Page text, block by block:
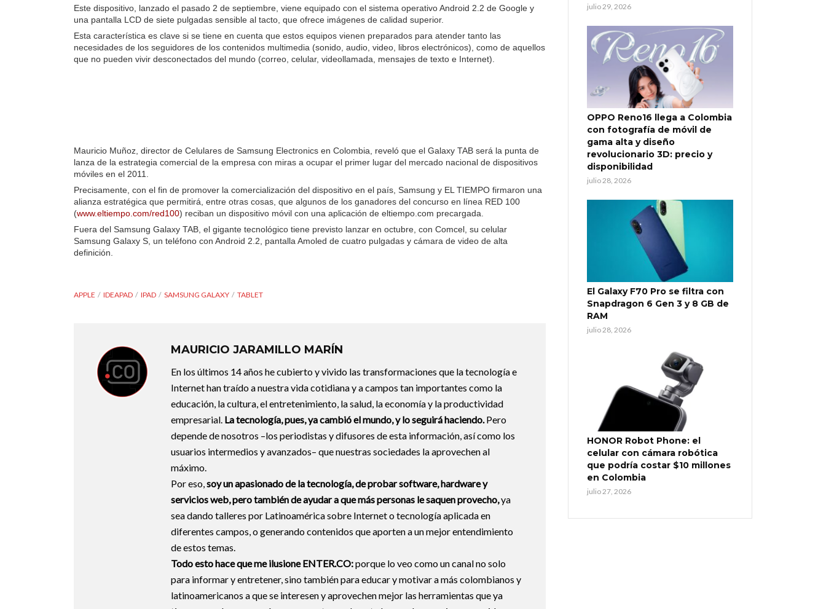
Este dispositivo, lanzado el pasado 2 de septiembre, viene equipado con el sistema operativo Android 2.2 de Google y
una pantalla LCD de siete pulgadas sensible al tacto, que ofrece imágenes de calidad superior.
Esta característica es clave si se tiene en cuenta que estos equipos vienen preparados para atender tanto las
necesidades de los seguidores de los contenidos multimedia (sonido, audio, video, libros electrónicos), como de aquellos
que no pueden vivir desconectados del mundo (correo, celular, videollamada, mensajes de texto e Internet).
Mauricio Muñoz, director de Celulares de Samsung Electronics en Colombia, reveló que el Galaxy TAB será la punta de
lanza de la estrategia comercial de la empresa con miras a ocupar el primer lugar del mercado nacional de dispositivos
móviles en el 2011.
Precisamente, con el fin de promover la comercialización del dispositivo en el país, Samsung y EL TIEMPO firmaron una
alianza estratégica que permitirá, entre otras cosas, que algunos de los ganadores del concurso en línea RED 100
(www.eltiempo.com/red100) reciban un dispositivo móvil con una aplicación de eltiempo.com precargada.
Fuera del Samsung Galaxy TAB, el gigante tecnológico tiene previsto lanzar en octubre, con Comcel, su celular
Samsung Galaxy S, un teléfono con Android 2.2, pantalla Amoled de cuatro pulgadas y cámara de video de alta
definición.
APPLE IDEAPAD IPAD SAMSUNG GALAXY TABLET
MAURICIO JARAMILLO MARÍN
En los últimos 14 años he cubierto y vivido las transformaciones que la tecnología e
Internet han traído a nuestra vida cotidiana y a campos tan importantes como la
educación, la cultura, el entretenimiento, la salud, la economía y la productividad
empresarial. La tecnología, pues, ya cambió el mundo, y lo seguirá haciendo.Pero
depende de nosotros –los periodistas y difusores de esta información, así como los
usuarios intermedios y avanzados– que nuestras sociedades la aprovechen al
máximo.
Por eso,soy un apasionado de la tecnología, de probar software, hardware y
servicios web, pero también de ayudar a que más personas le saquen provecho,ya
sea dando talleres por Latinoamérica sobre Internet o tecnología aplicada en
diferentes campos, o generando contenidos que aporten a un mejor entendimiento
de estos temas.
Todo esto hace que me ilusione ENTER.CO:porque lo veo como un canal no solo
para informar y entretener, sino también para educar y motivar a más colombianos y
latinoamericanos a que se interesen y aprovechen mejor las herramientas que ya
julio 29, 2026
OPPO Reno16 llega a Colombia
con fotografía de móvil de
gama alta y diseño
revolucionario 3D: precio y
disponibilidad
julio 28, 2026
El Galaxy F70 Pro se filtra con
Snapdragon 6 Gen 3 y 8 GB de
RAM
julio 28, 2026
HONOR Robot Phone: el
celular con cámara robótica
que podría costar $10 millones
en Colombia
julio 27, 2026